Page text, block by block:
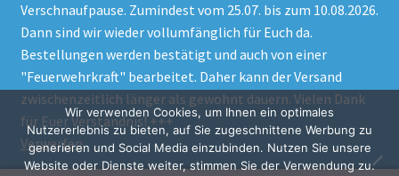
Verschnaufpause. Zumindest vom 25.07. bis zum 10.08.2026.
Dann sind wir wieder vollumfänglich für Euch da.
Bestellungen werden bestätigt und auch von einer
"Feuerwehrkraft" bearbeitet. Daher kann der Versand
zwischenzeitlich länger als gewohnt dauern. Vielen Dank
für Euer Verständnis! +++
Verwerfen
© GParts24 - G-Klasse w463 Trittbretter, Felgen,
Ersatzteile & Zubebehör.
Datenschutzerklärung
Alle Preise inkl. der gesetzlichen MwSt.
Wir verwenden Cookies, um Ihnen ein optimales
Nutzererlebnis zu bieten, auf Sie zugeschnittene Werbung zu
generieren und Social Media einzubinden. Nutzen Sie unsere
Website oder Dienste weiter, stimmen Sie der Verwendung zu.